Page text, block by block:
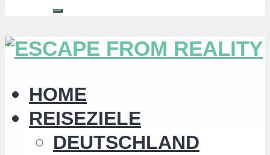
HOME
REISEZIELE
DEUTSCHLAND